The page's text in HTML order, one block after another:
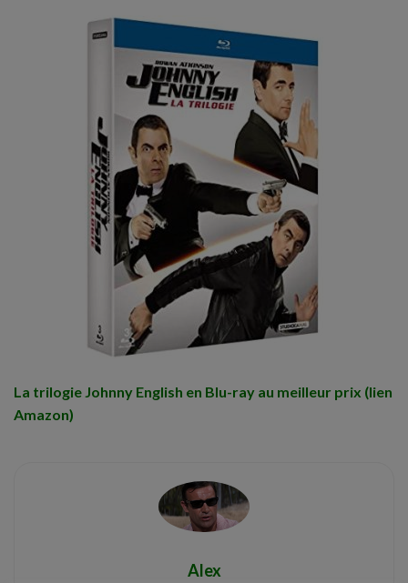
La trilogie Johnny English en Blu-ray au meilleur prix (lien
Amazon)
Alex